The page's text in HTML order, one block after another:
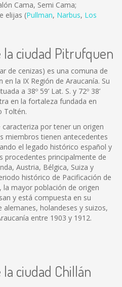
Cama, Semi Cama;
elijas (Pullman, Narbus, Los
ciudad Pitrufquen
de cenizas) es una comuna de
en la IX Región de Araucanía. Su
a 38º 59’ Lat. S. y 72º 38’
en la fortaleza fundada en
Toltén.
por tener un origen
miembros tienen antecedentes
el legado histórico español y
procedentes principalmente de
Austria, Bélgica, Suiza y
histórico de Pacificación de
la mayor población de origen
y está compuesta en su
holandeses y suizos,
entre 1903 y 1912.
ciudad Chillán